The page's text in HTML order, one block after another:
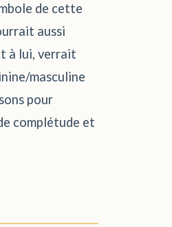
de cette
aussi
à lui, verrait
masculine
pour
complétude et